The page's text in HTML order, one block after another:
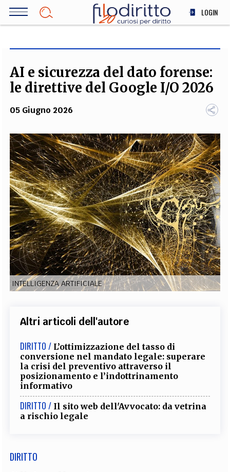
Salta
LOGIN
SOCIETÀ
MEDICINA
ALTRO
TEAM
FILODIRITTO REDAZIONE COMITATO SCIENTIFICO AUTORI CURATORI
FOTOGRAFI PARTNER COLLABORA CON NOI
EXTRA
CODICI RUBRICHE LIBRI PROCEEDINGS PUBBLICITÀ CONTATTI
SOCIAL MEDIA
AI e sicurezza del dato forense:
le direttive del Google I/O 2026
05 Giugno 2026
INTELLIGENZA ARTIFICIALE
Altri articoli dell'autore
DIRITTO / L’ottimizzazione del tasso di
conversione nel mandato legale: superare
la crisi del preventivo attraverso il
posizionamento e l’indottrinamento
informativo
DIRITTO / Il sito web dell'Avvocato: da vetrina
a rischio legale
DIRITTO